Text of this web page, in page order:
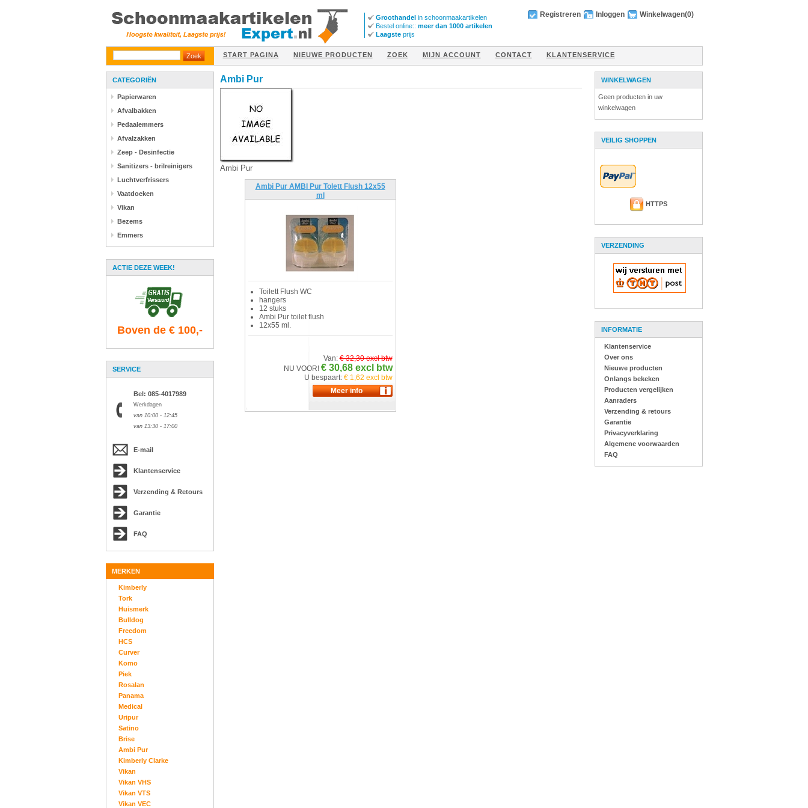
Groothandel in schoonmaakartikelen
Bestel online:: meer dan 1000 artikelen
Laagste prijs
Registreren Inloggen Winkelwagen(0)
START PAGINA NIEUWE PRODUCTEN ZOEK MIJN ACCOUNT CONTACT KLANTENSERVICE
CATEGORIËN
Papierwaren
Afvalbakken
Pedaalemmers
Afvalzakken
Zeep - Desinfectie
Sanitizers - brilreinigers
Luchtverfrissers
Vaatdoeken
Vikan
Bezems
Emmers
ACTIE DEZE WEEK!
Boven de € 100,-
SERVICE
Bel: 085-4017989
Werkdagen
van 10:00 - 12:45
van 13:30 - 17:00
E-mail
Klantenservice
Verzending & Retours
Garantie
FAQ
MERKEN
Kimberly
Tork
Huismerk
Bulldog
Freedom
HCS
Curver
Komo
Piek
Rosalan
Panama
Medical
Uripur
Satino
Brise
Ambi Pur
Kimberly Clarke
Vikan
Vikan VHS
Vikan VTS
Vikan VEC
Ambi Pur
Ambi Pur
Ambi Pur AMBI Pur Tolett Flush 12x55
ml
Toilett Flush WC
hangers
12 stuks
Ambi Pur toilet flush
12x55 ml.
Van:€ 32,30 excl btw
NU VOOR! € 30,68 excl btw
U bespaart: € 1,62 excl btw
WINKELWAGEN
Geen producten in uw
winkelwagen
VEILIG SHOPPEN
HTTPS
VERZENDING
INFORMATIE
Klantenservice
Over ons
Nieuwe producten
Onlangs bekeken
Producten vergelijken
Aanraders
Verzending & retours
Garantie
Privacyverklaring
Algemene voorwaarden
FAQ